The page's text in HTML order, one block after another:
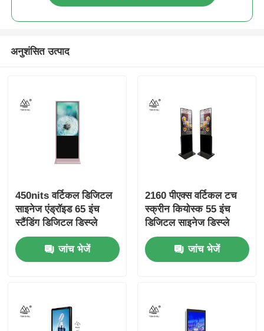
अनुशंसित उत्पाद
450nits वर्टिकल डिजिटल
साइनेज एंड्रॉइड 65 इंच
स्टैंडिंग डिजिटल डिस्प्ले
जांच भेजें
2160 पीएक्स वर्टिकल टच
स्क्रीन कियोस्क 55 इंच
डिजिटल साइनेज डिस्प्ले
जांच भेजें